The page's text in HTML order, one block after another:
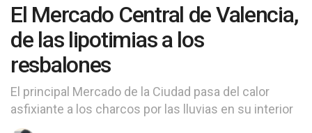
El Mercado Central de Valencia,
de las lipotimias a los
resbalones
El principal Mercado de la Ciudad pasa del calor
asfixiante a los charcos por las lluvias en su interior